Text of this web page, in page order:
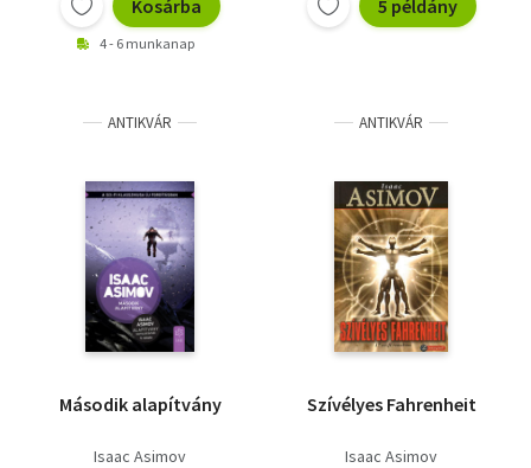
Kosárba
4 - 6 munkanap
5 példány
ANTIKVÁR
Második alapítvány
Isaac Asimov
ANTIKVÁR
Szívélyes Fahrenheit
Isaac Asimov